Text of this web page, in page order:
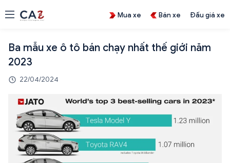
Mua xe Bán xe Đấu giá xe
Ba mẫu xe ô tô bán chạy nhất thế giới năm
2023
22/04/2024